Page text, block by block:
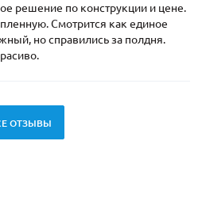
решение по конструкции и цене.
Смотрится как единое
но справились за полдня.
ОТЗЫВЫ